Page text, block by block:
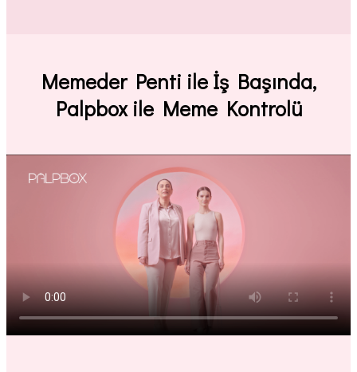
Memeder Penti ile İş Başında,
Palpbox ile Meme Kontrolü